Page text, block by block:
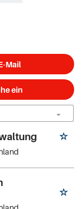
Mail
ein